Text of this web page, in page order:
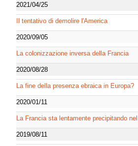
2021/04/25
Il tentativo di demolire l'America
2020/09/05
La colonizzazione inversa della Francia
2020/08/28
La fine della presenza ebraica in Europa?
2020/01/11
La Francia sta lentamente precipitando
2019/08/11